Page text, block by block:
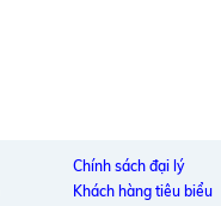
Chính sách đại lý
Khách hàng tiêu biểu